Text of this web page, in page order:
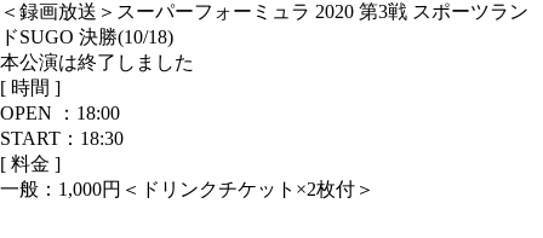
＜録画放送＞スーパーフォーミュラ 2020 第3戦 スポーツラン
ドSUGO 決勝(10/18)
本公演は終了しました
[ 時間 ]
OPEN ： 18:00
START：18:30
[ 料金 ]
一般： 1,000円＜ドリンクチケット×2枚付＞